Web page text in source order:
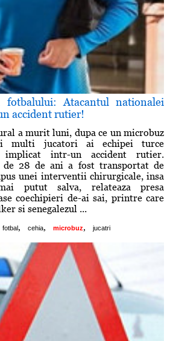
fotbalului: Atacantul nationalei
accident rutier!
a murit luni, dupa ce un microbuz
multi jucatori ai echipei turce
intr-un accident rutier.
28 de ani a fost transportat de
unei interventii chirurgicale, insa
putut salva, relateaza presa
coechipieri de-ai sai, printre care
si senegalezul ...
fotbal, cehia, microbuz, jucatri